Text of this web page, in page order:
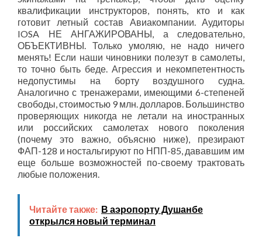
квалификации инструкторов, понять, кто и как
готовит летный состав Авиакомпании. Аудиторы
IOSA НЕ АНГАЖИРОВАНЫ, а следовательно,
ОБЪЕКТИВНЫ. Только умоляю, не надо ничего
менять! Если наши чиновники полезут в самолеты,
то точно быть беде. Агрессия и некомпетентность
недопустимы на борту воздушного судна.
Аналогично с тренажерами, имеющими 6-степеней
свободы, стоимостью 9 млн. долларов. Большинство
проверяющих никогда не летали на иностранных
или российских самолетах нового поколения
(почему это важно, объясню ниже), презирают
ФАП-128 и ностальгируют по НПП-85, дававшим им
еще больше возможностей по-своему трактовать
любые положения.
Читайте также: В аэропорту Душанбе
открылся новый терминал